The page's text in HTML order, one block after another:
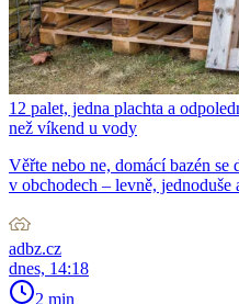
12 palet, jedna plachta a
než víkend u vody
Věřte nebo ne, domácí bazén
v obchodech – levně,
adbz.cz
dnes, 14:18
2 min